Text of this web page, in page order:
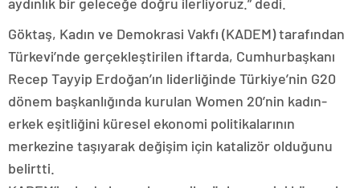
Göktaş, Kadın ve Demokrasi Vakfı (KADEM) tarafından
Türkevi’nde gerçekleştirilen iftarda, Cumhurbaşkanı
Recep Tayyip Erdoğan’ın liderliğinde Türkiye’nin G20
dönem başkanlığında kurulan Women 20’nin kadın-
erkek eşitliğini küresel ekonomi politikalarının
merkezine taşıyarak değişim için katalizör olduğunu
belirtti.